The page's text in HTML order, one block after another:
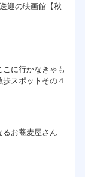
迎の映画館【秋
こに行かなきゃも
スポットその４
るお蕎麦屋さん